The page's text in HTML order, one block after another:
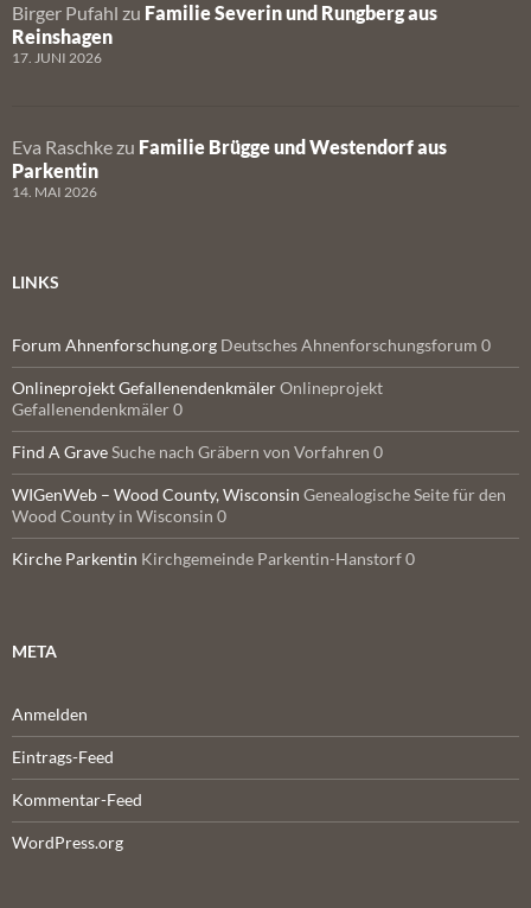
Birger Pufahl zu Familie Severin und Rungberg aus
Reinshagen
17. JUNI 2026
Eva Raschke zu Familie Brügge und Westendorf aus
Parkentin
14. MAI 2026
LINKS
Forum Ahnenforschung.org Deutsches Ahnenforschungsforum 0
Onlineprojekt GefallenendenkmälerOnlineprojekt
Gefallenendenkmäler 0
Find A GraveSuche nach Gräbern von Vorfahren 0
WIGenWeb – Wood County, Wisconsin Genealogische Seite für den
Wood County in Wisconsin 0
Kirche Parkentin Kirchgemeinde Parkentin-Hanstorf 0
META
Anmelden
Eintrags-Feed
Kommentar-Feed
WordPress.org